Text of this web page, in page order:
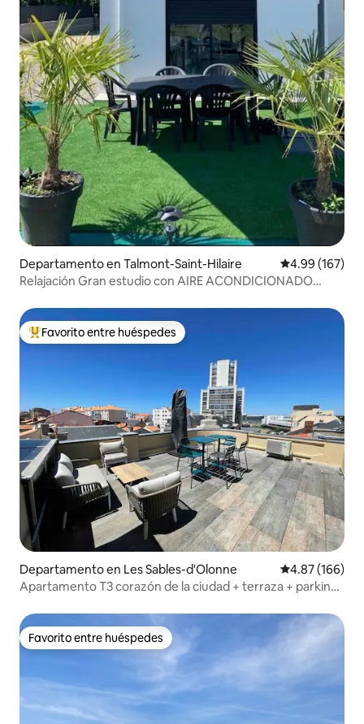
Departamento en Talmont-Saint-Hilaire Calificación
4.99 (167)
Relajación Gran estudio con AIRE ACONDICIONADO
De los mejores en Favorito entre huéspedes
Favorito entre huéspedes
Departamento en Les Sables-d'Olonne Calificación
4.87 (166)
Apartamento T3 corazón de la ciudad + terraza + parking
Favorito entre huéspedes
Favorito entre huéspedes